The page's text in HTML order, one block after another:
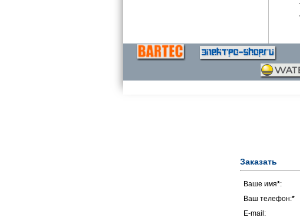
Заказать
Ваше имя*:
Ваш телефон:*
E-mail: